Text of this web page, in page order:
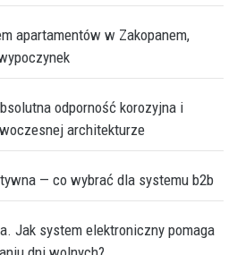
apartamentów w Zakopanem,
odporność korozyjna i
architekturze
— co wybrać dla systemu b2b
Jak system elektroniczny pomaga